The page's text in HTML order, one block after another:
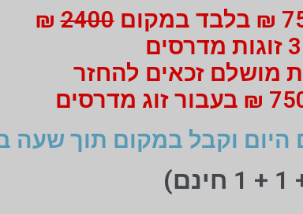
2400
₪
מושלם זכאים להחזר
היום וקבל במקום תוך שעה